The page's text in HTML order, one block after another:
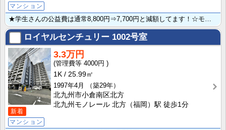
マンション
★学生さんの公益費は通常8,800円⇒7,700円と減額してます！☆モノレール北方駅直進徒歩１分と便･･･
ロイヤルセンチュリー 1002号室
新着
マンション
3.3万円
4000円
1K
25.99㎡
1997年4月
（築29年）
北九州市小倉南区北方
北九州モノレール 北方（福岡）駅 徒歩1分